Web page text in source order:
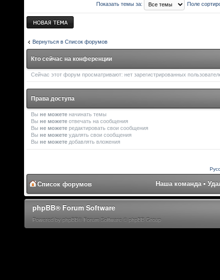
Показать темы за: Поле
Новая тема
Вернуться в Список форумов
Кто сейчас на конференции
Сейчас этот форум просматривают: нет зарегистрированных
Права доступа
Вы не можете начинать темы
Вы не можете отвечать на сообщения
Вы не можете редактировать свои сообщения
Вы не можете удалять свои сообщения
Вы не можете добавлять вложения
Список форумов Наша команда •
phpBB® Forum Software
Powered by phpBB® Forum Software © phpBB Group